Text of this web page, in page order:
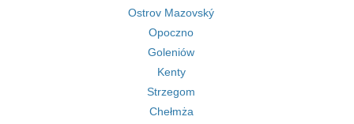
Ostrov Mazovský
Opoczno
Goleniów
Kenty
Strzegom
Chełmża